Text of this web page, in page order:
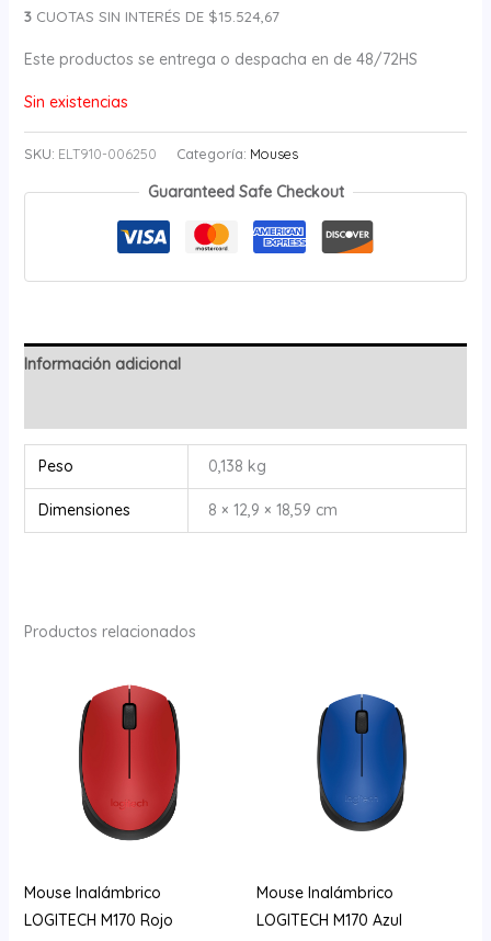
3CUOTAS SIN INTERÉS DE $15.524,67
Este productos se entrega o despacha en de 48/72HS
Sin existencias
SKU: ELT910-006250 Categoría: Mouses
Guaranteed Safe Checkout
Información adicional
Peso 0,138 kg
Dimensiones 8 × 12,9 × 18,59 cm
Productos relacionados
Mouse Inalámbrico
LOGITECH M170 Rojo
Mouse Inalámbrico
LOGITECH M170 Azul